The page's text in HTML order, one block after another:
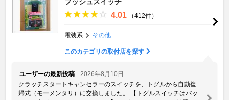
4.01 （412件）
電装系 その他
このカテゴリの取付店を探す
ユーザーの最新投稿
2026年8月10日
クラッチスタートキャンセラーのスイッチを、トグルから自動復
帰式（モーメンタリ）に交換しました。 【トグルスイッチはバッ